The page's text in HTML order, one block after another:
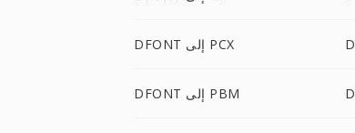
DFONT إلى PCX
DFONT إلى PBM